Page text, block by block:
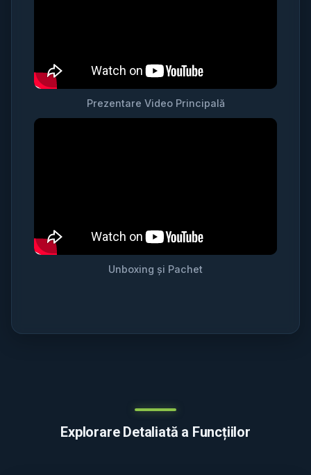
Prezentare Video Principală
Unboxing și Pachet
Explorare Detaliată a Funcțiilor